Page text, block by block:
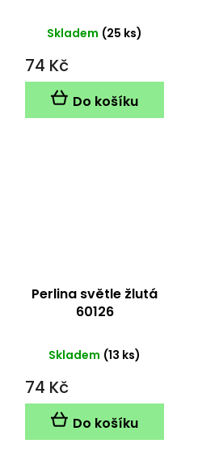
Skladem (25 ks)
74 Kč
Do košíku
Perlina světle žlutá
60126
Skladem (13 ks)
74 Kč
Do košíku